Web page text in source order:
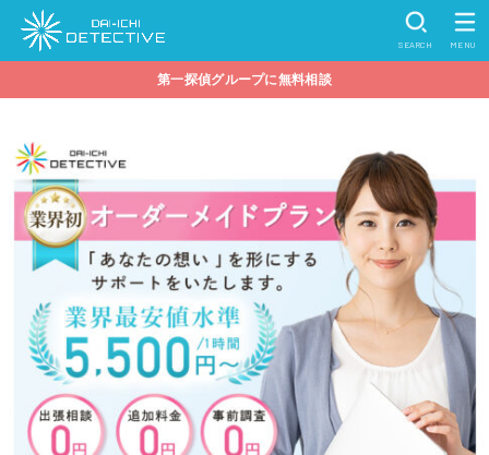
SEARCH MENU
第一探偵グループに無料相談